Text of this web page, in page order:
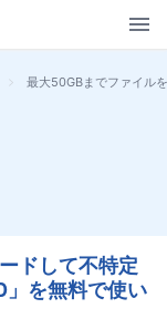
> 最大50GBまでファイル
ドして不特定
を無料で使い